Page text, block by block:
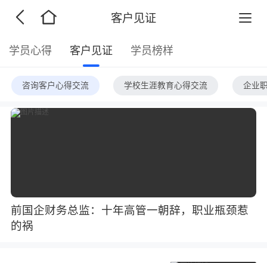
客户见证
学员心得 客户见证 学员榜样
咨询客户心得交流 学校生涯教育心得交流 企业
前国企财务总监：十年高管一朝辞，职业瓶颈惹
的祸